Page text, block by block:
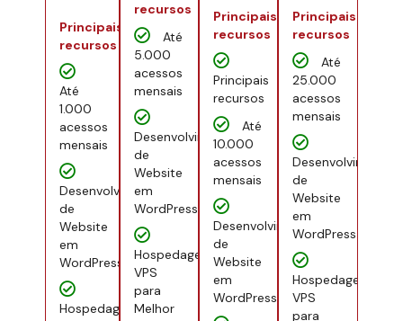
Principais
recursos
Até
1.000
acessos
mensais
Desenvolvimento
de
Website
em
WordPress
Hospedagem
recursos
Até
5.000
acessos
mensais
Desenvolvimento
de
Website
em
WordPress
Hospedagem
VPS
para
Melhor
Principais
recursos
Principais
recursos
Até
10.000
acessos
mensais
Desenvolvimento
de
Website
em
WordPress
Principais
recursos
Até
25.000
acessos
mensais
Desenvolvimento
de
Website
em
WordPress
Hospedagem
VPS
para